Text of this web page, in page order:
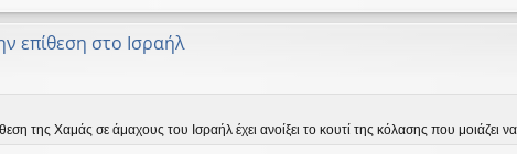
επίθεση στο Ισραήλ
της Χαμάς σε άμαχους του Ισραήλ έχει ανοίξει το κουτί της κόλασης που μοιάζει